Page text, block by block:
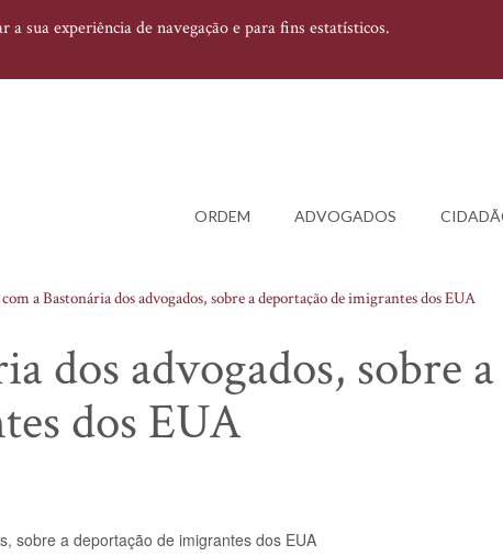
sua experiência de navegação e para fins estatísticos.
ORDEM ADVOGADOS
a Bastonária dos advogados, sobre a deportação de imigrantes dos EUA
dos advogados, sobre a
dos EUA
sobre a deportação de imigrantes dos EUA